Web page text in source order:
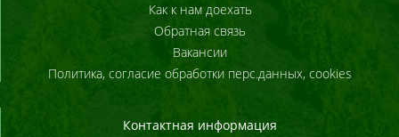
Как к нам доехать
Обратная связь
Вакансии
Политика, согласие обработки перс.данных, cookies
Контактная информация